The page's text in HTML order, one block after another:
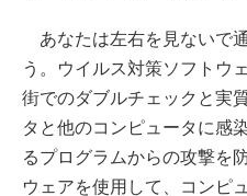
あなたは左右を見ないで
う。ウイルス対策ソフトウ
街でのダブルチェックと実
タと他のコンピュータに感
るプログラムからの攻撃を
ウェアを使用して、コンピ